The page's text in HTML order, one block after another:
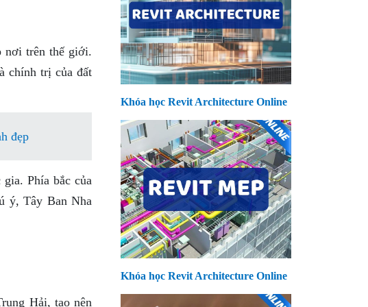
nơi trên thế giới.
chính trị của đất
đẹp
Phía bắc của
ý, Tây Ban Nha
Hải, tạo nên
Khóa học Revit Architecture Online
Khóa học Revit Architecture Online